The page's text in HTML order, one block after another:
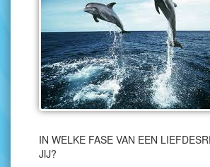
IN WELKE FASE VAN EEN
JIJ?